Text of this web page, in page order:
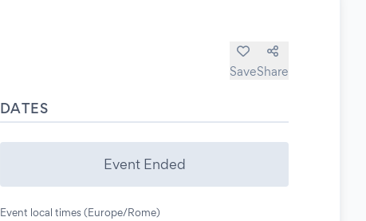
SaveShare
DATES
Event Ended
Event local times (Europe/Rome)